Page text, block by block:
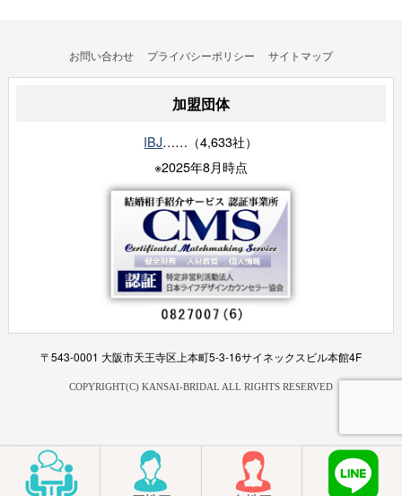
お問い合わせ プライバシーポリシー サイトマップ
加盟団体
IBJ……（4,633社）
※2025年8月時点
〒543-0001 大阪市天王寺区上本町5-3-16サイネックスビル本館4F
COPYRIGHT(C) KANSAI-BRIDAL ALL RIGHTS RESERVED